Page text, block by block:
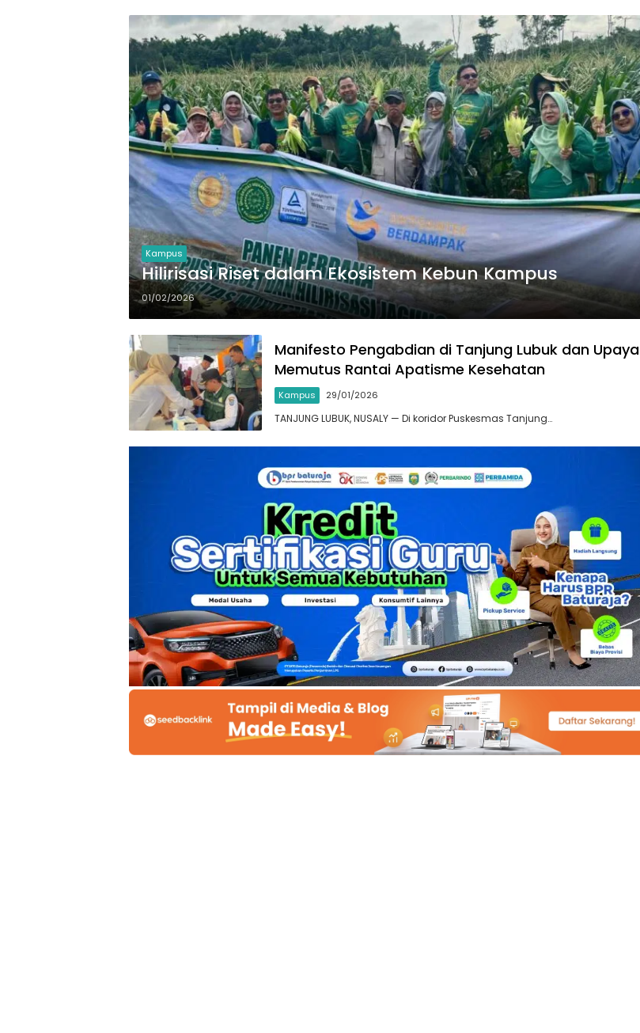
Kampus
Hilirisasi Riset dalam Ekosistem Kebun Kampus
01/02/2026
Manifesto Pengabdian di Tanjung Lubuk dan Upaya
Memutus Rantai Apatisme Kesehatan
Kampus 29/01/2026
TANJUNG LUBUK, NUSALY — Di koridor Puskesmas Tanjung…